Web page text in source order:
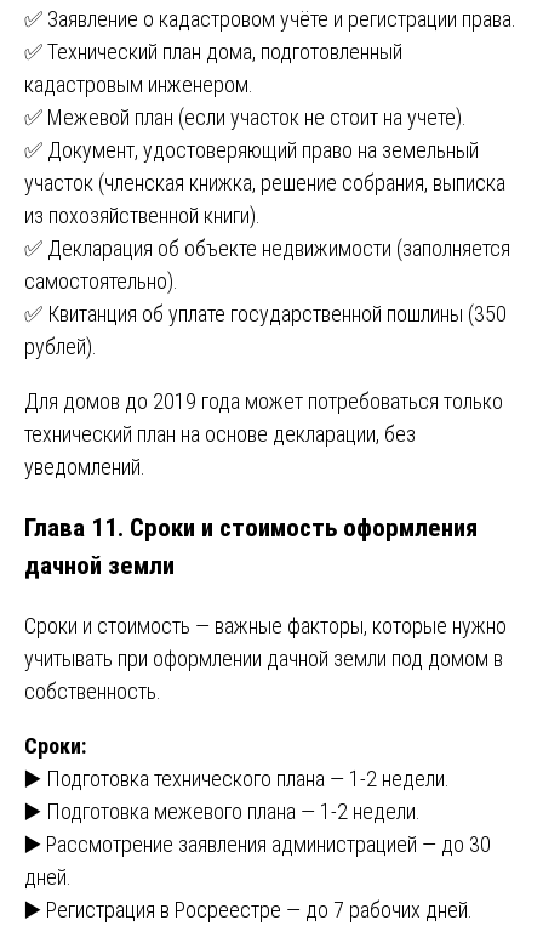
✅ Заявление о кадастровом учёте и регистрации права.
✅ Технический план дома, подготовленный
кадастровым инженером.
✅ Межевой план (если участок не стоит на учете).
✅ Документ, удостоверяющий право на земельный
участок (членская книжка, решение собрания, выписка
из похозяйственной книги).
✅ Декларация об объекте недвижимости (заполняется
самостоятельно).
✅ Квитанция об уплате государственной пошлины (350
рублей).
Для домов до 2019 года может потребоваться только
технический план на основе декларации, без
уведомлений.
Глава 11. Сроки и стоимость оформления
дачной земли
Сроки и стоимость — важные факторы, которые нужно
учитывать при оформлении дачной земли под домом в
собственность.
Сроки:
▶️ Подготовка технического плана — 1-2 недели.
▶️ Подготовка межевого плана — 1-2 недели.
▶️ Рассмотрение заявления администрацией — до 30
дней.
▶️ Регистрация в Росреестре — до 7 рабочих дней.